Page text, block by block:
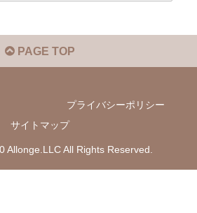
PAGE TOP
プライバシーポリシー
サイトマップ
Allonge.LLC All Rights Reserved.